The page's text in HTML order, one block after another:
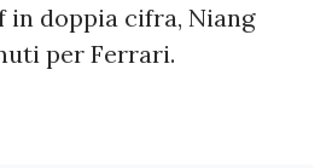
doppia cifra, Niang
per Ferrari.